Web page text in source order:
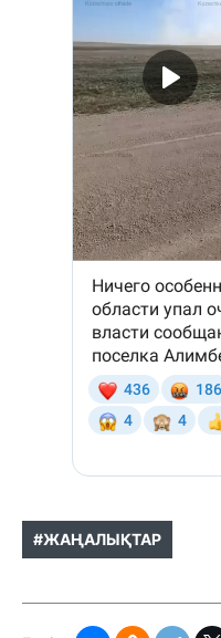
#ЖАҢАЛЫҚТАР